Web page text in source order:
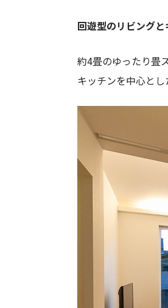
回遊型のリビングと
約4畳のゆったり畳
キッチンを中心と